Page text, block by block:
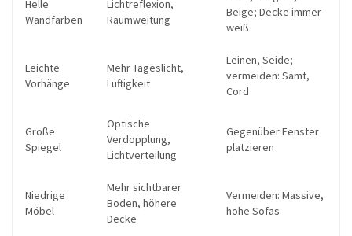
Helle
Wandfarben
Lichtreflexion,
Raumweitung
Beige; Decke immer
weiß
Leichte
Vorhänge
Mehr Tageslicht,
Luftigkeit
Leinen, Seide;
vermeiden: Samt,
Cord
Große
Spiegel
Optische
Verdopplung,
Lichtverteilung
Gegenüber Fenster
platzieren
Niedrige
Möbel
Mehr sichtbarer
Boden, höhere
Decke
Vermeiden: Massive,
hohe Sofas